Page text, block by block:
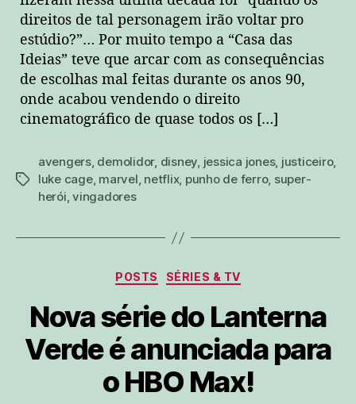
direitos de tal personagem irão voltar pro
estúdio?”… Por muito tempo a “Casa das
Ideias” teve que arcar com as consequências
de escolhas mal feitas durante os anos 90,
onde acabou vendendo o direito
cinematográfico de quase todos os […]
tags
avengers, demolidor, disney, jessica jones, justiceiro,
luke cage, marvel, netflix, punho de ferro, super-
herói,vingadores
Categorias
POSTS SÉRIES & TV
Nova série do Lanterna
Verde é anunciada para
o HBO Max!